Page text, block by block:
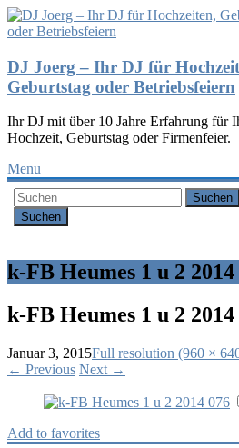
DJ Joerg – Ihr DJ für
Geburtstag oder Betriebsfeiern
Ihr DJ mit über 10 Jahre Erfahrung für
Hochzeit, Geburtstag oder Firmenfeier.
Menu
Suchen
k-FB Heumes 1 u 2 2014
k-FB Heumes 1 u 2 2014
Januar 3, 2015Full resolution (960 ×
← Previous Next →
Add to favorites